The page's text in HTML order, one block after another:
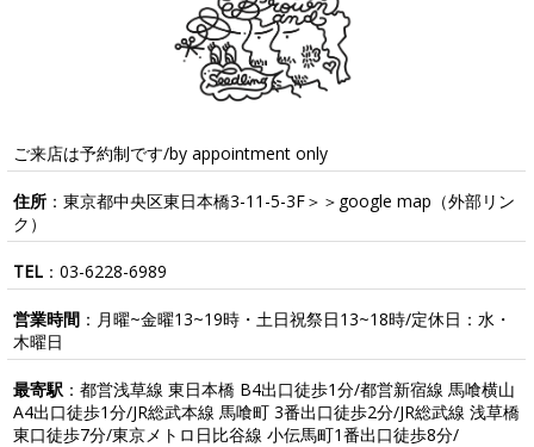
ご来店は予約制です/by appointment only
住所：東京都中央区東日本橋3-11-5-3F＞＞ google map （外部リン
ク）
TEL： 03-6228-6989
営業時間：月曜~金曜13~19時・土日祝祭日13~18時/定休日：水・
木曜日
最寄駅：都営浅草線 東日本橋 B4出口徒歩1分/都営新宿線 馬喰横山
A4出口徒歩1分/JR総武本線 馬喰町 3番出口徒歩2分/JR総武線 浅草橋
東口徒歩7分/東京メトロ日比谷線 小伝馬町1番出口徒歩8分/